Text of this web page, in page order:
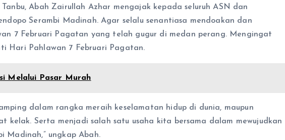
Abah Zairullah Azhar mengajak kepada seluruh ASN dan
Serambi Madinah. Agar selalu senantiasa mendoakan dan
7 Februari Pagatan yang telah gugur di medan perang. Mengingat
Hari Pahlawan 7 Februari Pagatan.
Melalui Pasar Murah
dalam rangka meraih keselamatan hidup di dunia, maupun
kelak. Serta menjadi salah satu usaha kita bersama dalam mewujudkan
Madinah,” ungkap Abah.